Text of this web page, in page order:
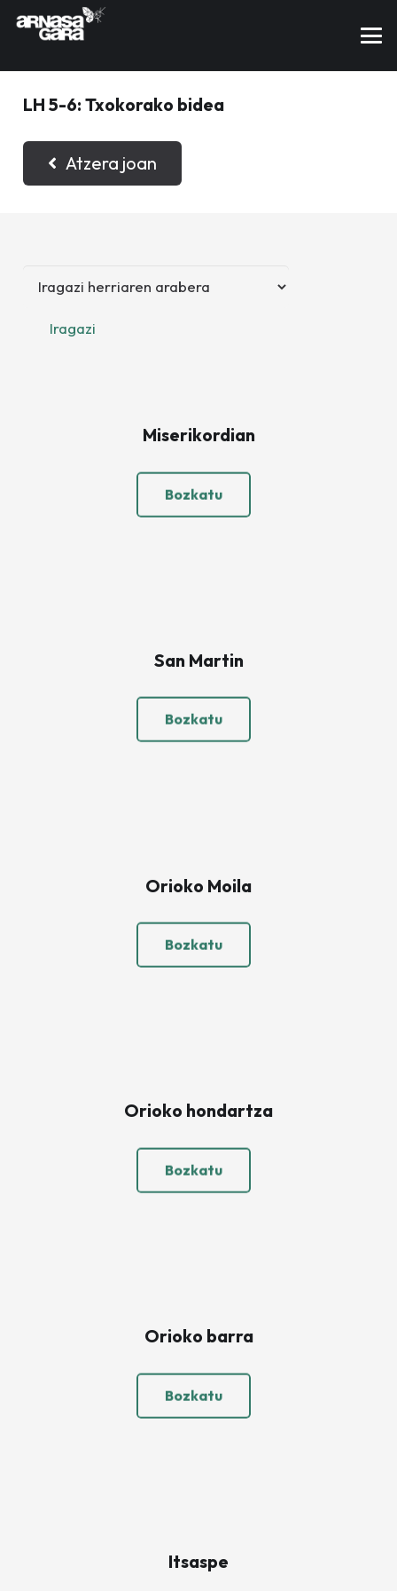
LH 5-6: Txokorako bidea
Atzera joan
Iragazi
Miserikordian
Bozkatu
San Martin
Bozkatu
Orioko Moila
Bozkatu
Orioko hondartza
Bozkatu
Orioko barra
Bozkatu
Itsaspe